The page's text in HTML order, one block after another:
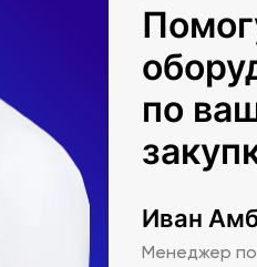
по
Иван
Менеджер